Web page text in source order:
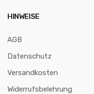
HINWEISE
AGB
Datenschutz
Versandkosten
Widerrufsbelehrung